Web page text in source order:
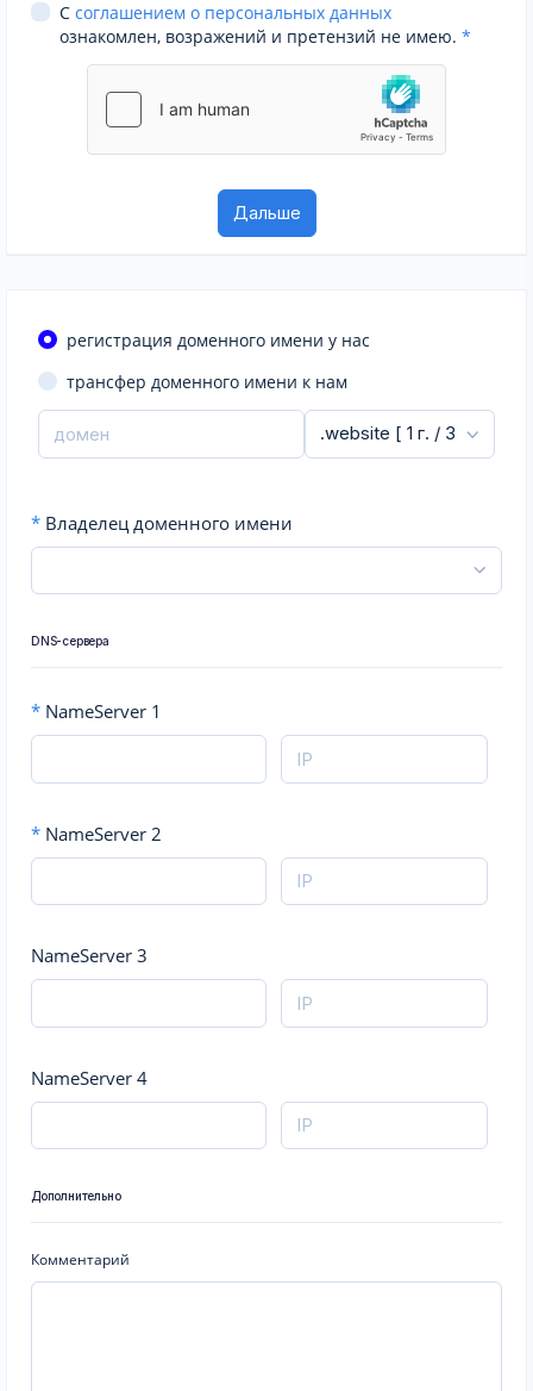
С соглашением о персональных данных
ознакомлен, возражений и претензий не имею. *
регистрация доменного имени у нас
трансфер доменного имени к нам
* Владелец доменного имени
DNS-сервера
* NameServer 1
* NameServer 2
NameServer 3
NameServer 4
Дополнительно
Комментарий